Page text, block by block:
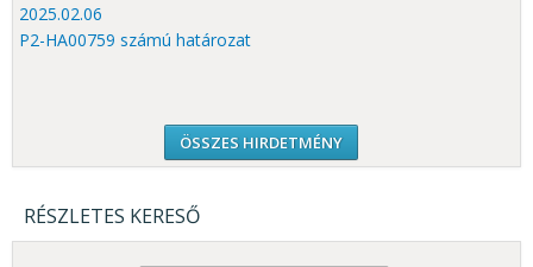
2025.02.06
P2-HA00759 számú határozat
ÖSSZES HIRDETMÉNY
RÉSZLETES KERESŐ